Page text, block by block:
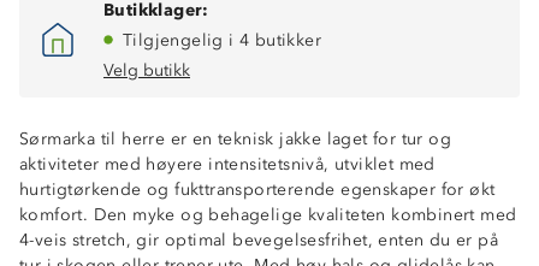
Butikklager:
Tilgjengelig i 4 butikker
Velg butikk
Sørmarka til herre er en teknisk jakke laget for tur og
aktiviteter med høyere intensitetsnivå, utviklet med
hurtigtørkende og fukttransporterende egenskaper for økt
komfort. Den myke og behagelige kvaliteten kombinert med
4-veis stretch, gir optimal bevegelsesfrihet, enten du er på
Hurtigtørkende